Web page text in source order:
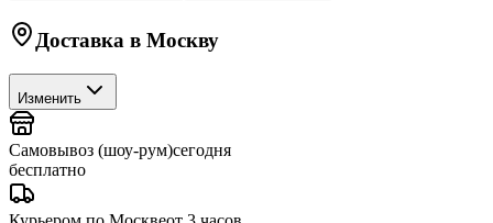
Доставка в Москву
Изменить
Самовывоз (шоу-рум)сегодня
бесплатно